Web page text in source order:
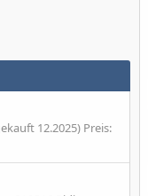
12.2025) Preis: